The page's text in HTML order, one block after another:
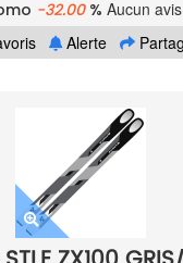
-32.00% Aucun avis
Alerte